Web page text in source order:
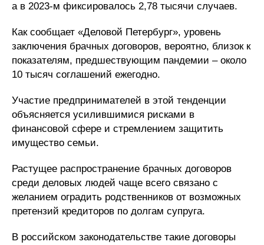
а в 2023-м фиксировалось 2,78 тысячи случаев.
Как сообщает «Деловой Петербург», уровень
заключения брачных договоров, вероятно, близок к
показателям, предшествующим пандемии – около
10 тысяч соглашений ежегодно.
Участие предпринимателей в этой тенденции
объясняется усилившимися рисками в
финансовой сфере и стремлением защитить
имущество семьи.
Растущее распространение брачных договоров
среди деловых людей чаще всего связано с
желанием оградить родственников от возможных
претензий кредиторов по долгам супруга.
В российском законодательстве такие договоры